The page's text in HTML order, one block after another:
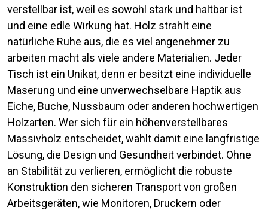
verstellbar ist, weil es sowohl stark und haltbar ist
und eine edle Wirkung hat. Holz strahlt eine
natürliche Ruhe aus, die es viel angenehmer zu
arbeiten macht als viele andere Materialien. Jeder
Tisch ist ein Unikat, denn er besitzt eine individuelle
Maserung und eine unverwechselbare Haptik aus
Eiche, Buche, Nussbaum oder anderen hochwertigen
Holzarten. Wer sich für ein höhenverstellbares
Massivholz entscheidet, wählt damit eine langfristige
Lösung, die Design und Gesundheit verbindet. Ohne
an Stabilität zu verlieren, ermöglicht die robuste
Konstruktion den sicheren Transport von großen
Arbeitsgeräten, wie Monitoren, Druckern oder